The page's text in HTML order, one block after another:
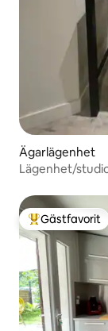
Ägarlägenhet
Lägenhet/
Populär
Gästfavorit